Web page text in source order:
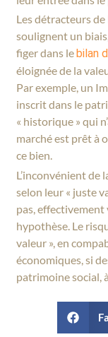
Les détracteurs
soulignent un
figer dans lebilan
éloignée de la
Par exemple, un
inscrit dans le
« historique » qui
marché est prêt à
ce bien.
L’inconvénient
selon leur « juste
pas, effectivement
hypothèse. Le
valeur », en
économiques, si
patrimoine social,